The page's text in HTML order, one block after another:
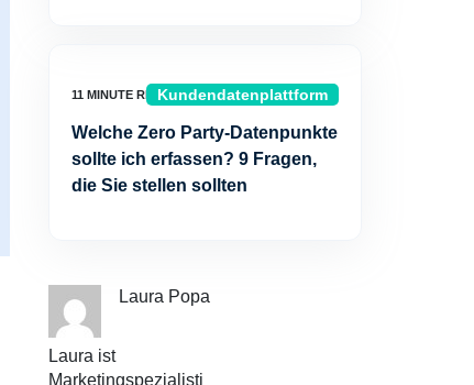
Kundendatenplattform
Welche Zero Party-Datenpunkte
sollte ich erfassen? 9 Fragen,
die Sie stellen sollten
Laura Popa
Laura ist
Marketingspezialisti